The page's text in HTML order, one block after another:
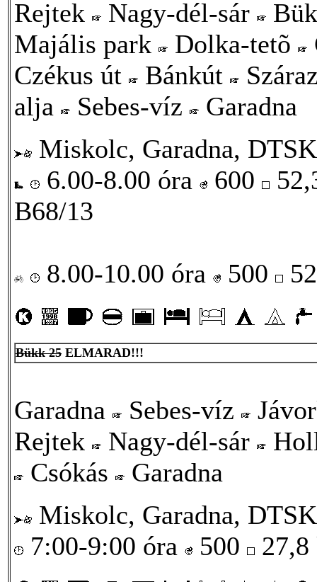
Rejtek
Nagy-dél-sár
Majális park
Dolka-tetõ
Czékus út
Bánkút
alja
Sebes-víz
Garadna
Miskolc, Garadna,
6.00-8.00 óra
600
B68/13
8.00-10.00 óra 500
Bükk 25 ELMARAD!!!
Garadna Sebes-víz
Rejtek
Nagy-dél-sár
Csókás
Garadna
Miskolc, Garadna,
7:00-9:00 óra
500